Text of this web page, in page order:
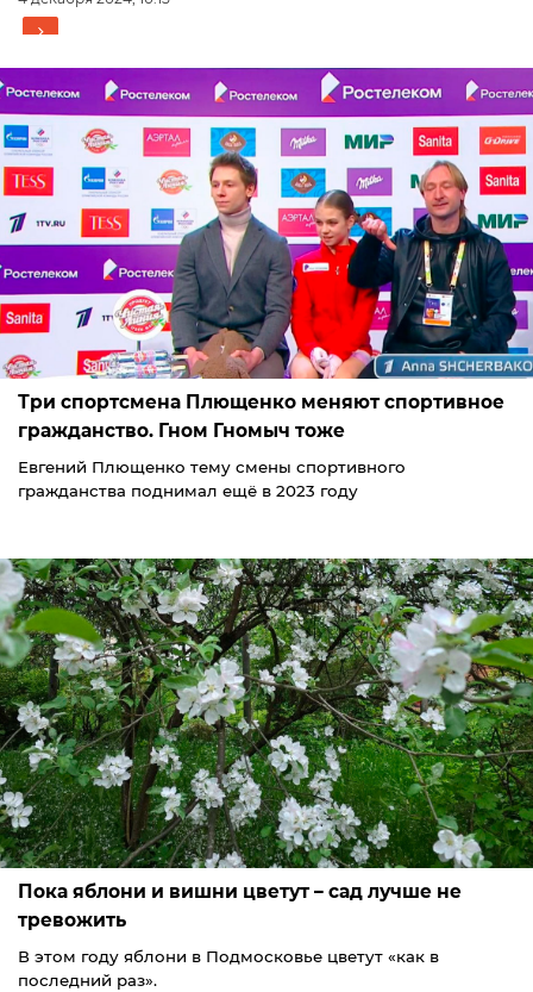
Три спортсмена Плющенко меняют спортивное
гражданство. Гном Гномыч тоже
Евгений Плющенко тему смены спортивного
гражданства поднимал ещё в 2023 году
Пока яблони и вишни цветут – сад лучше не
тревожить
В этом году яблони в Подмосковье цветут «как в
последний раз».